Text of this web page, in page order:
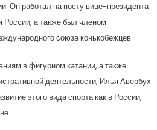
Он работал на посту вице-президента
России, а также был членом
союза конькобежцев.
в фигурном катании, а также
деятельности, Илья Авербух
этого вида спорта как в России,